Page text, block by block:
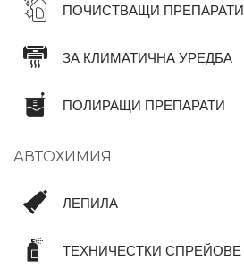
ПОЧИСТВАЩИ ПРЕПАРАТИ
ЗА КЛИМАТИЧНА УРЕДБА
ПОЛИРАЩИ ПРЕПАРАТИ
АВТОХИМИЯ
ЛЕПИЛА
ТЕХНИЧЕСТКИ СПРЕЙОВЕ